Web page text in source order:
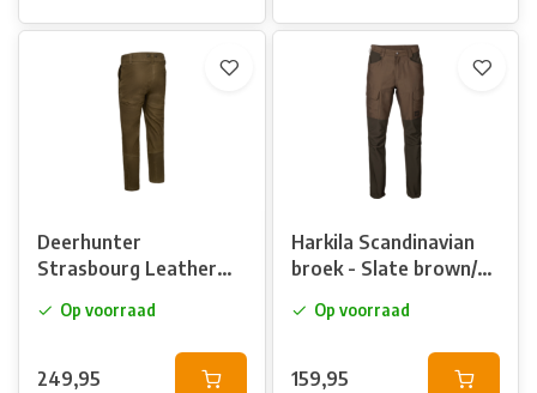
Deerhunter
Strasbourg Leather
Brown
Op voorraad
249,95
Harkila Scandinavian
broek - Slate brown/
Op voorraad
159,95